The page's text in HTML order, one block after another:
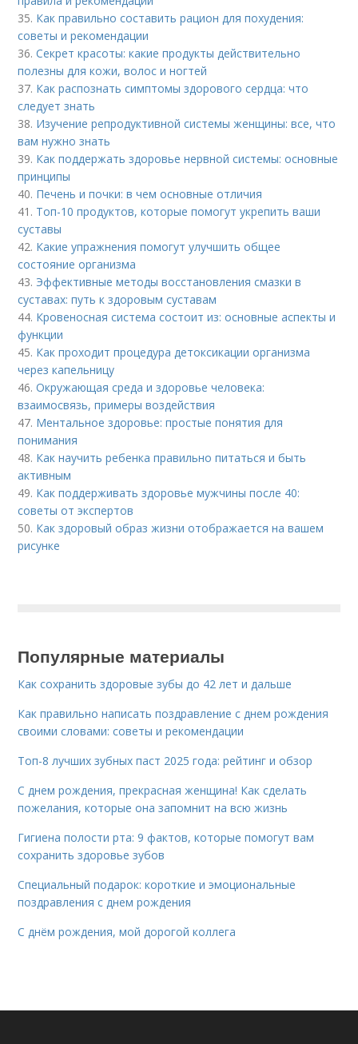
35. Как правильно составить рацион для похудения:
советы и рекомендации
36.Секрет красоты: какие продукты действительно
полезны для кожи, волос и ногтей
37. Как распознать симптомы здорового сердца: что
следует знать
38. Изучение репродуктивной системы женщины: все, что
вам нужно знать
39. Как поддержать здоровье нервной системы: основные
принципы
40. Печень и почки: в чем основные отличия
41. Топ-10 продуктов, которые помогут укрепить ваши
суставы
42. Какие упражнения помогут улучшить общее
состояние организма
43. Эффективные методы восстановления смазки в
суставах: путь к здоровым суставам
44. Кровеносная система состоит из: основные аспекты и
функции
45. Как проходит процедура детоксикации организма
через капельницу
46.Окружающая среда и здоровье человека:
взаимосвязь, примеры воздействия
47. Ментальное здоровье: простые понятия для
понимания
48. Как научить ребенка правильно питаться и быть
активным
49. Как поддерживать здоровье мужчины после 40:
советы от экспертов
50. Как здоровый образ жизни отображается на вашем
рисунке
Популярные материалы
Как сохранить здоровые зубы до 42 лет и дальше
Как правильно написать поздравление с днем рождения
своими словами: советы и рекомендации
Топ-8 лучших зубных паст 2025 года: рейтинг и обзор
С днем рождения, прекрасная женщина! Как сделать
пожелания, которые она запомнит на всю жизнь
Гигиена полости рта: 9 фактов, которые помогут вам
сохранить здоровье зубов
Специальный подарок: короткие и эмоциональные
поздравления с днем рождения
С днём рождения, мой дорогой коллега